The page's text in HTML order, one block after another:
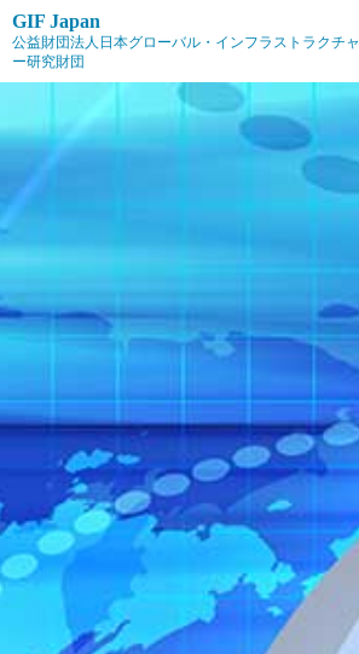
GIF Japan
公益財団法人日本グローバル・インフラストラクチャ
ー研究財団